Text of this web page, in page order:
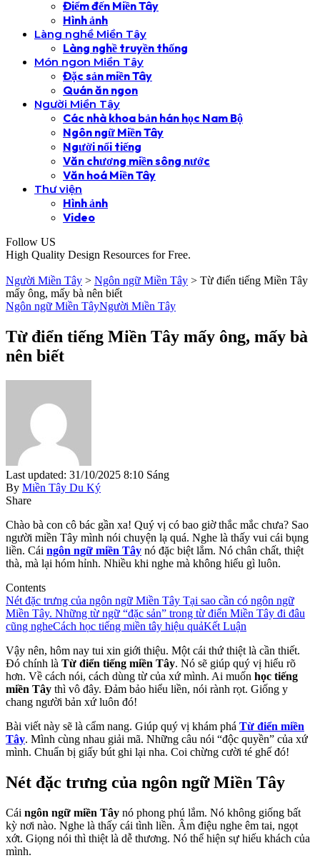
Điểm đến Miền Tây
Hình ảnh
Làng nghề Miền Tây
Làng nghề truyền thống
Món ngon Miền Tây
Đặc sản miền Tây
Quán ăn ngon
Người Miền Tây
Các nhà khoa bản hán học Nam Bộ
Ngôn ngữ Miền Tây
Người nổi tiếng
Văn chương miền sông nước
Văn hoá Miền Tây
Thư viện
Hình ảnh
Video
Follow US
High Quality Design Resources for Free.
Người Miền Tây > Ngôn ngữ Miền Tây > Từ điển tiếng Miền Tây
mấy ông, mấy bà nên biết
Ngôn ngữ Miền TâyNgười Miền Tây
Từ điển tiếng Miền Tây mấy ông, mấy bà
nên biết
Last updated: 31/10/2025 8:10 Sáng
By Miền Tây Du Ký
Share
Chào bà con cô bác gần xa! Quý vị có bao giờ thắc mắc chưa? Sao
người miền Tây mình nói chuyện lạ quá. Nghe là thấy vui cái bụng
liền. Cái ngôn ngữ miền Tây nó đặc biệt lắm. Nó chân chất, thiệt
thà, mà lại hóm hỉnh. Nhiều khi nghe mà không hiểu gì luôn.
Contents
Nét đặc trưng của ngôn ngữ Miền Tây Tại sao cần có ngôn ngữ
Miền Tây. Những từ ngữ “đặc sản” trong từ điển Miền Tây đi đâu
cũng ngheCách học tiếng miền tây hiệu quảKết Luận
Vậy nên, hôm nay tui xin giới thiệu. Một cái thứ thiệt là cần thiết.
Đó chính là Từ điển tiếng miền Tây. Nó sẽ giúp quý vị hiểu rõ
hơn. Về cách nói, cách dùng từ của xứ mình. Ai muốn học tiếng
miền Tây thì vô đây. Đảm bảo hiểu liền, nói rành rọt. Giống y
chang người bản xứ luôn đó!
Bài viết này sẽ là cẩm nang. Giúp quý vị khám phá Từ điển miền
Tây. Mình cùng nhau giải mã. Những câu nói “độc quyền” của xứ
mình. Chuẩn bị giấy bút ghi lại nha. Coi chừng cười té ghế đó!
Nét đặc trưng của ngôn ngữ Miền Tây
Cái ngôn ngữ miền Tây nó phong phú lắm. Nó không giống bất
kỳ nơi nào. Nghe là thấy cái tình liền. Âm điệu nghe êm tai, ngọt
xớt. Giọng nói thì thiệt là dễ thương. Nó thể hiện sự hiếu khách của
mình.